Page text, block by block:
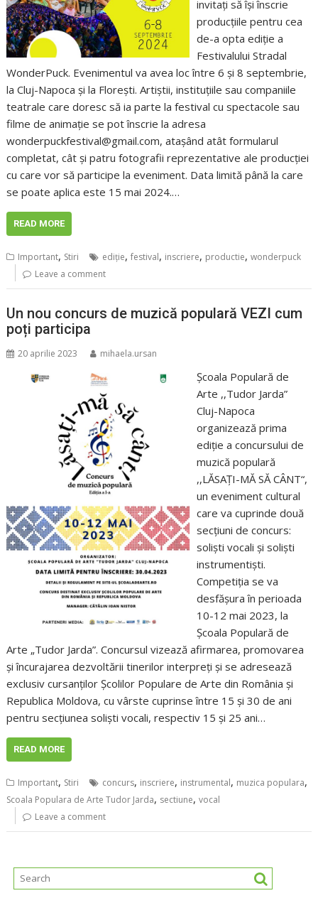
invitați să își înscrie
producțiile pentru cea
de-a opta ediție a
Festivalului Stradal
WonderPuck. Evenimentul va avea loc între 6 și 8 septembrie,
la Cluj-Napoca și la Florești. Artiștii, instituțiile sau companiile
teatrale care doresc să ia parte la festival cu spectacole sau
filme de animație se pot înscrie la adresa
wonderpuckfestival@gmail.com, atașând atât formularul
completat, cât și patru fotografii reprezentative ale producției
cu care vor să participe la eveniment. Data limită până la care
se poate aplica este 15 mai 2024.…
READ MORE
Important, Stiri ediţie,festival, inscriere, productie,wonderpuck
Leave a comment
Un nou concurs de muzică populară VEZI cum
poți participa
20 aprilie 2023 mihaela.ursan
Școala Populară de
Arte ,,Tudor Jarda”
Cluj-Napoca
organizează prima
ediție a concursului de
muzică populară
,,LĂSAȚI-MĂ SĂ CÂNT“,
un eveniment cultural
care va cuprinde două
secțiuni de concurs:
soliști vocali și soliști
instrumentiști.
Competiția se va
desfășura în perioada
10-12 mai 2023, la
Şcoala Populară de
Arte „Tudor Jarda”. Concursul vizează afirmarea, promovarea
și încurajarea dezvoltării tinerilor interpreți și se adresează
exclusiv cursanților Școlilor Populare de Arte din România și
Republica Moldova, cu vârste cuprinse între 15 și 30 de ani
pentru secțiunea soliști vocali, respectiv 15 și 25 ani…
READ MORE
Important, Stiri concurs, inscriere, instrumental, muzica populara,
Scoala Populara de Arte Tudor Jarda, sectiune,vocal
Leave a comment